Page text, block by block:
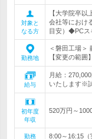
対象と
なる方
【大学院卒
会社等におけ
目安）◆PCス
勤務地
＜磐田工場＞
【変更の範囲
給与
月給：
いたします※
初年度
年収
520万円～
勤務
8:00～16:15